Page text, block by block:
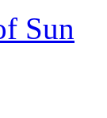
Sun